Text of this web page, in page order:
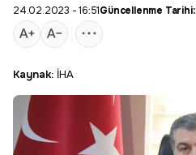
24.02.2023 - 16:51Güncellenme Tarihi:
Kaynak: İHA